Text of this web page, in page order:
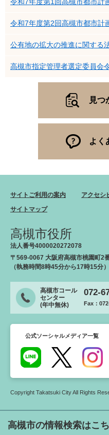
高槻市の情報検索はこ
令和7年度第2回高槻市都市計
公有地の拡大の推進に関する
高槻市指定管理者選定委員会
見つ
よく
サイトご利用の案内
アクセシ
サイトマップ
高槻市役所
法人番号4000020272078
〒569-0067 大阪府高槻市桃園町2
（執務時間8時45分から17時15分）
高槻市コール
センター
(年中無休)
072-
Fax：
公式ソーシャルメディア一覧
Copyright Takatsuki City All Rights